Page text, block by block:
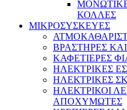
ΚΟΛΛΕΣ
ΜΙΚΡΟΣΥΣΚΕΥΕΣ
ΒΡΑΣΤΗΡΕΣ
ΚΑΦΕΤΙΕΡΕΣ
ΗΛΕΚΤΡΙΚΕΣ
ΗΛΕΚΤΡΙΚΕΣ
ΗΛΕΚΤΡΙΚΟΙ
ΑΠΟΧΥΜΩΤΕΣ